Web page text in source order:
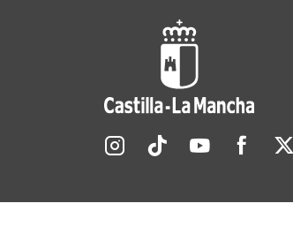
Redes sociales JCCM